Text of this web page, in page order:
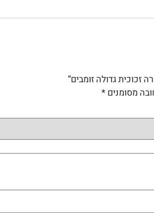
זכוכית גדולה זומבים”
מסומנים*